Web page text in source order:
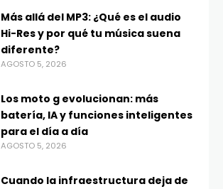
Más allá del MP3: ¿Qué es el audio
Hi-Res y por qué tu música suena
diferente?
AGOSTO 5, 2026
Los moto g evolucionan: más
batería, IA y funciones inteligentes
para el día a día
AGOSTO 5, 2026
Cuando la infraestructura deja de